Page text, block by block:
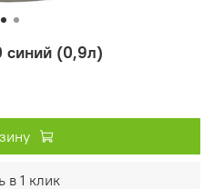
синий (0,9л)
в 1 клик